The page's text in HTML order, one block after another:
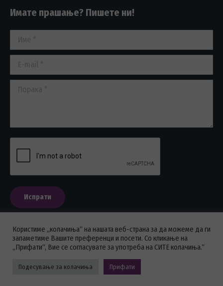
opens
window
opens
window
opens
window
Имате прашање? Пишете ни!
Испрати
ПОЛИТИКА НА ПРИВАТНОСТ
Стоматолошка комора на Македонија © 2026 - Сите права се
Користиме „колачиња“ на нашата веб-страна за да можеме да ги
запаметиме Вашите преференци и посети. Со кликање на
„Прифати“, Вие се согласувате за употреба на СИТЕ колачиња.“
Подесување за колачиња Прифати